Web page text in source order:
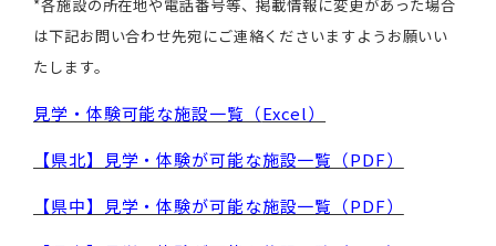
*各施設の所在地や電話番号等、掲載情報に変更があった場合
は下記お問い合わせ先宛にご連絡くださいますようお願いい
たします。
見学・体験可能な施設一覧（Excel）
【県北】見学・体験が可能な施設一覧（PDF）
【県中】見学・体験が可能な施設一覧（PDF）